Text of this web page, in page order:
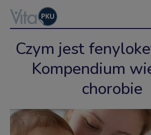
Czym jest
Kompendium
chorobie